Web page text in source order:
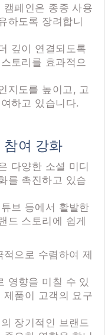
페인은 종종 사용
하도록 장려합니
깊이 연결되도록
토리를 효과적으
지도를 높이고, 고
하고 있습니다.
여 강화
다양한 소셜 미디
를 촉진하고 있습
브 등에서 활발한
드 스토리에 쉽게
으로 수렴하여 제
영향을 미칠 수 있
품이 고객의 요구
장기적인 브랜드